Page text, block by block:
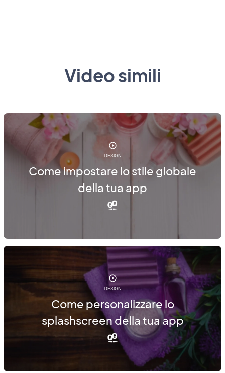
Video simili
DESIGN
Come impostare lo stile globale
della tua app
DESIGN
Come personalizzare lo
splashscreen della tua app